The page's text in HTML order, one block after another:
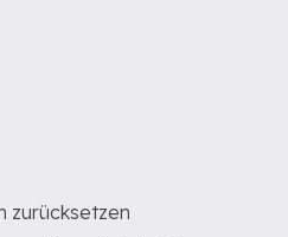
zurücksetzen